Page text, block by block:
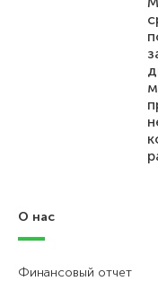
О нас
Финансовый отчет